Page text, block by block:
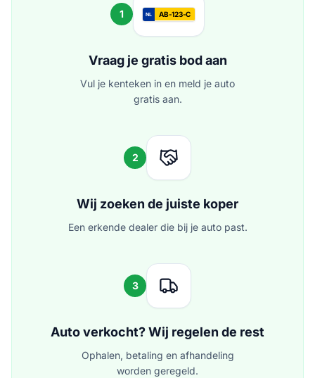
1 NL AB-123-C
Vraag je gratis bod aan
Vul je kenteken in en meld je auto
gratis aan.
2
Wij zoeken de juiste koper
Een erkende dealer die bij je auto past.
3
Auto verkocht? Wij regelen de rest
Ophalen, betaling en afhandeling
worden geregeld.